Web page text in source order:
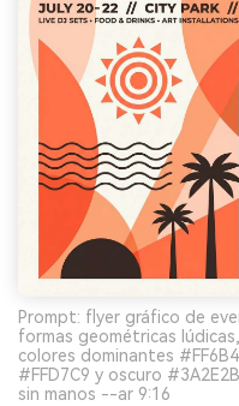
Prompt: flyer gráfico de
formas geométricas
colores dominantes
#FFD7C9 y oscuro
sin manos --ar 9:16